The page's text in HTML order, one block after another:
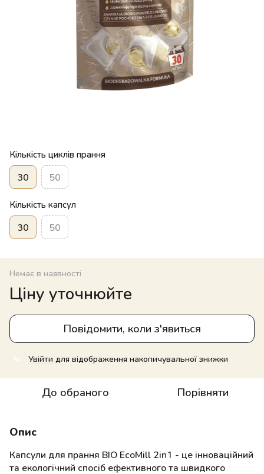
Кількість циклів прання
30 50
Кількість капсул
30 50
Немає в наявності
Ціну уточнюйте
Повідомити, коли з'явиться
% Увійти для відображення накопичувальної знижки
До обраного Порівняти
Опис
Капсули для прання BIO EcoMill 2in1 - це інноваційний
та екологічний спосіб ефективного та швидкого